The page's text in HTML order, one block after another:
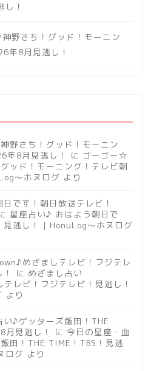
！
野さち！グッド！モーニン
年8月見逃し！
野さち！グッド！モーニン
年8月見逃し！
に ゴーゴー☆
ッド！モーニング！テレビ朝
～ホヌログ より
です！朝日放送テレビ！
星座占い♪ おはよう朝日で
見逃し！ | HonuLog～ホヌログ
めざましテレビ！フジテレ
に めざまし占い
レビ！フジテレビ！見逃し！
より
♪ゲッターズ飯田！THE
月見逃し！
に 今日の星座・血
田！THE TIME！TBS！見逃
ログ より